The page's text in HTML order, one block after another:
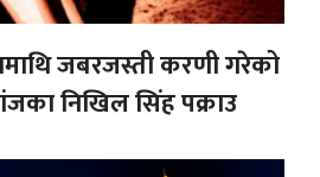
जबरजस्ती करणी गरेको
निखिल सिंह पक्राउ